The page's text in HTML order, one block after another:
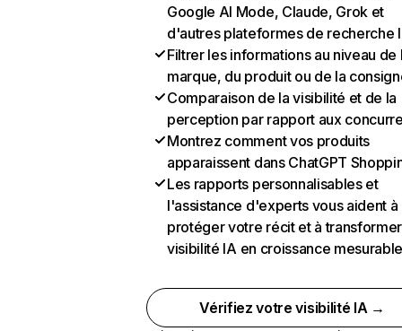
Google AI Mode, Claude, Grok et
d'autres plateformes de recherche
Filtrer les informations au niveau de
marque, du produit ou de la
Comparaison de la visibilité et de la
perception par rapport aux
Montrez comment vos produits
apparaissent dans ChatGPT
Les rapports personnalisables et
l'assistance d'experts vous aident à
protéger votre récit et à
visibilité IA en croissance
Vérifiez votre visibilité IA →